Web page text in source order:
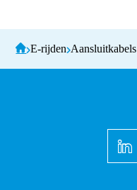
E-rijden Aansluitkabels